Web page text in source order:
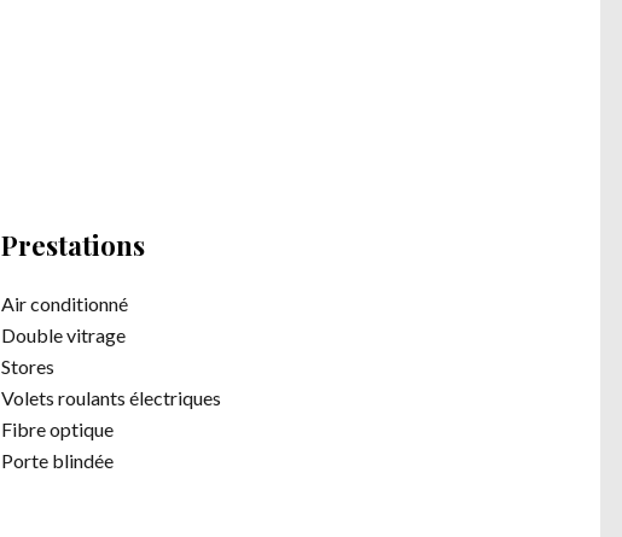
Prestations
Air conditionné
Double vitrage
Stores
Volets roulants électriques
Fibre optique
Porte blindée